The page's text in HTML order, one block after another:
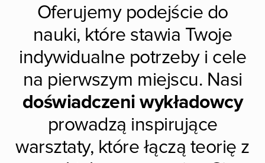
Oferujemy podejście do
nauki, które stawia Twoje
indywidualne potrzeby i cele
na pierwszym miejscu. Nasi
doświadczeni wykładowcy
prowadzą inspirujące
warsztaty, które łączą teorię z